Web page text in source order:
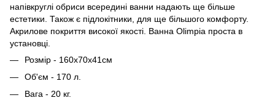
напівкруглі обриси всередині ванни надають ще більше
естетики. Також є підлокітники, для ще більшого комфорту.
Акрилове покриття високої якості. Ванна Olimpia проста в
установці.
Розмір - 160х70х41см
Об'єм - 170 л.
Вага - 20 кг.